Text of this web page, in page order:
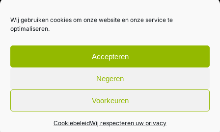
Wij gebruiken cookies om onze website en onze service te
optimaliseren.
Accepteren
Negeren
Voorkeuren
CookiebeleidWij respecteren uw privacy
Kennismakingspakket aanvragen
Blijft op de hoogte
Rechtstreeks van het veld naar je inbox.
Inschrijven nieuwsbrief
Algemene voorwaarden|Privacybeleid| gemaakt met door
creativitijd